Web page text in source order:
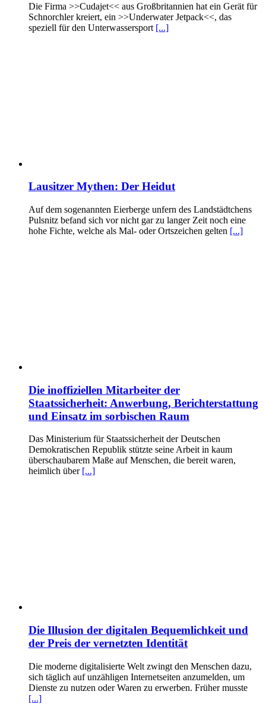
Die Firma >>Cudajet<< aus Großbritannien hat ein Gerät für
Schnorchler kreiert, ein >>Underwater Jetpack<<, das
speziell für den Unterwassersport [...]
Lausitzer Mythen: Der Heidut
Auf dem sogenannten Eierberge unfern des Landstädtchens
Pulsnitz befand sich vor nicht gar zu langer Zeit noch eine
hohe Fichte, welche als Mal- oder Ortszeichen gelten [...]
Die inoffiziellen Mitarbeiter der
Staatssicherheit: Anwerbung, Berichterstattung
und Einsatz im sorbischen Raum
Das Ministerium für Staatssicherheit der Deutschen
Demokratischen Republik stützte seine Arbeit in kaum
überschaubarem Maße auf Menschen, die bereit waren,
heimlich über [...]
Die Illusion der digitalen Bequemlichkeit und
der Preis der vernetzten Identität
Die moderne digitalisierte Welt zwingt den Menschen dazu,
sich täglich auf unzähligen Internetseiten anzumelden, um
Dienste zu nutzen oder Waren zu erwerben. Früher musste
[...]